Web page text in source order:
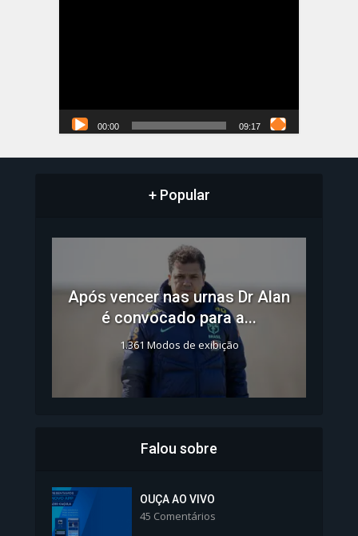
00:00 09:17
+ Popular
Após vencer nas urnas Dr Alan
é convocado para a...
1.361 Modos de exibição
Colégios da Polícia...
Falou sobre
OUÇA AO VIVO
45 Comentários